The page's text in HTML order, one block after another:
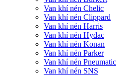
Van khí nén Chelic
Van khí nén Clippard
Van khí nén Harris
Van khí nén Hydac
Van khí nén Konan
Van khí nén Parker
Van khí nén Pneumatic
Van khí nén SNS